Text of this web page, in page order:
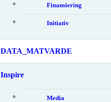
Finansiering
Initiativ
DATA_MATVARDE
Inspire
Media